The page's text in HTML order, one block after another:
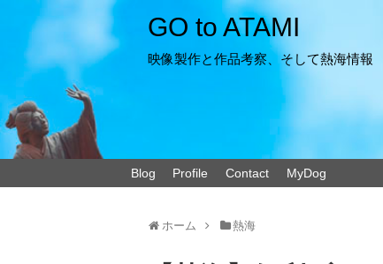
GO to ATAMI
映像製作と作品考察、そして熱海情報
Blog Profile Contact MyDog
ホーム 熱海